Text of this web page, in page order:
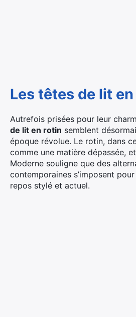
Les têtes de lit
Autrefois prisées pour leur
de lit en rotin semblent
époque révolue. Le rotin, dans
comme une matière dépassée,
Moderne souligne que des
contemporaines s’imposent
repos stylé et actuel.